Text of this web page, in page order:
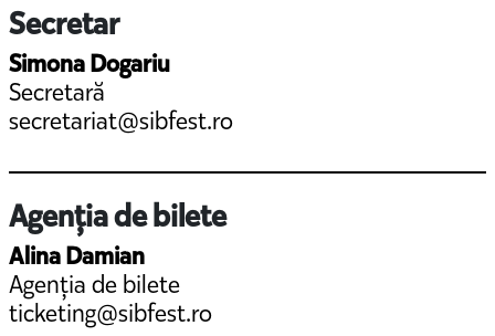
Secretar
Simona Dogariu
Secretară
secretariat@sibfest.ro
Agenția de bilete
Alina Damian
Agenția de bilete
ticketing@sibfest.ro